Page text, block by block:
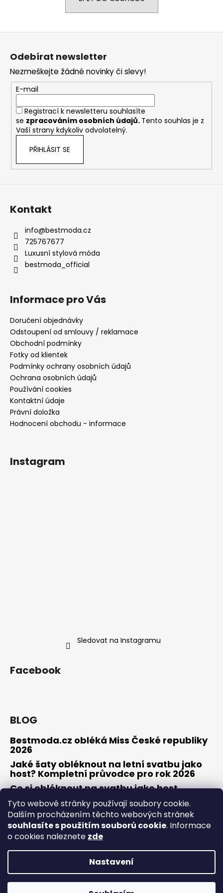
Tyto webové stránky používají soubory cookie.
Dalším procházením těchto webových stránek
souhlasíte s použitím souborů cookie. Informace
o cookies naleznete zde
Nastavení
t
?
HLEDAT
o
p
r
u
u
e
m
SPOLEČENSKÉ
ŽLUTÉ
ŠATY
INGRID
NA
SVATBY
I
PLESY
2
290
Kč
Z
Odebírat newsletter
Nezmeškejte žádné novinky či slevy!
E-mail
Registrací k newsletteru souhlasíte
se zpracováním osobních údajů. Tento souhlas je z
Vaší strany kdykoliv odvolatelný.
PŘIHLÁSIT SE
Kontakt
info@bestmoda.cz
725767677
Luxusní stylová móda
bestmoda_official
Informace pro Vás
Doručení objednávky
Odstoupení od smlouvy / reklamace
Obchodní podmínky
Fotky od klientek
Podmínky ochrany osobních údajů
Ochrana osobních údajů
Používání cookies
Kontaktní údaje
Právní doložka
Hodnocení obchodu - informace
Instagram
Sledovat na Instagramu
Facebook
BLOG
Bestmoda.cz obléká Miss České republiky
2026
Jaké šaty obléknout na letní svatbu jako
host? Kompletní průvodce pro rok 2026
Co si obléknout na svatbu jako host
Osobní konzultace / zkouška šatů
Obchodní podmínky
Odstoupení od smlouvy / reklamace
Copyright 2026Bestmoda. Všechna práva vyhrazena.